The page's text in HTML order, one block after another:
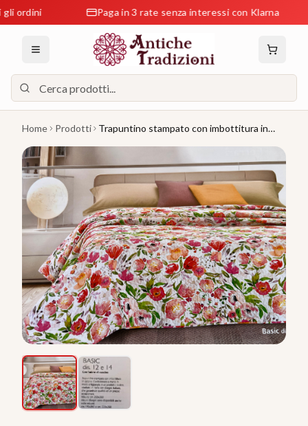
Paga in 3 rate senza interessi con Klarna
Home Prodotti
Trapuntino stampato con imbottitura in